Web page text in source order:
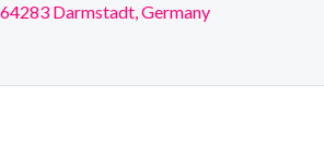
64283 Darmstadt, Germany